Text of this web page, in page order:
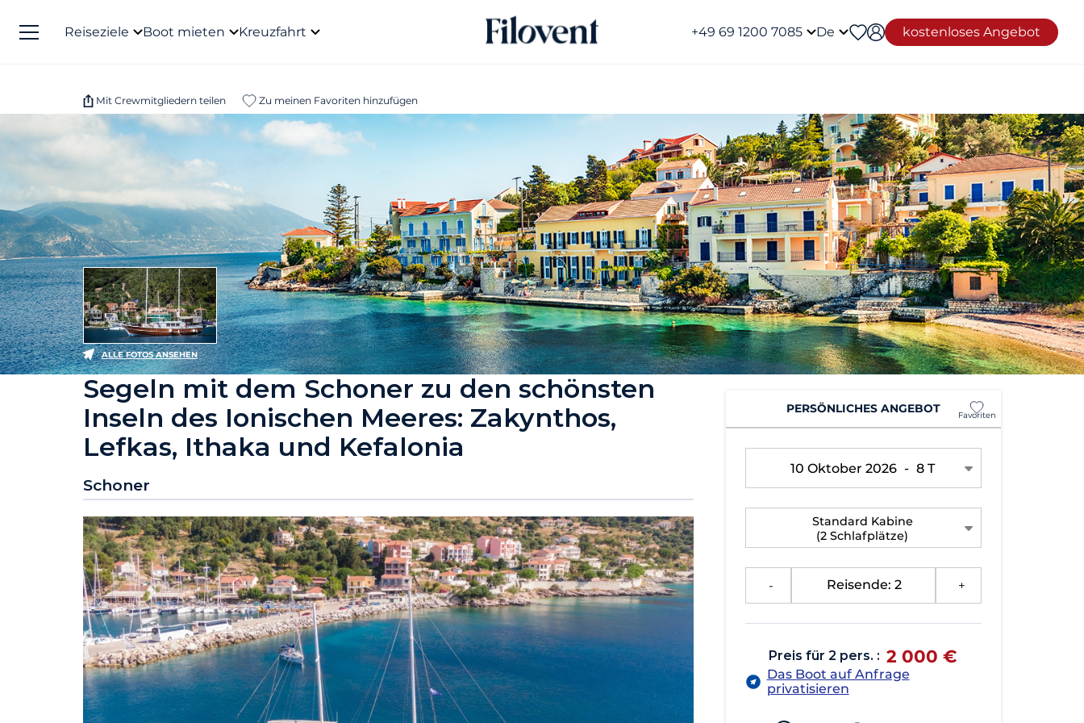
Reiseziele Boot mieten Kreuzfahrt +49 69 1200 7085 De kostenloses Angebot
Mit Crewmitgliedern teilen Zu meinen Favoriten hinzufügen
ALLE FOTOS ANSEHEN
Segeln mit dem Schoner zu den schönsten
Inseln des Ionischen Meeres: Zakynthos,
Lefkas, Ithaka und Kefalonia
Schoner
PERSÖNLICHES ANGEBOT Favoriten
10 Oktober 2026 - 8 T
Standard Kabine
(2 Schlafplätze)
Reisende: 2
Preis für 2 pers. : 2 000 €
Das Boot auf Anfrage
privatisieren